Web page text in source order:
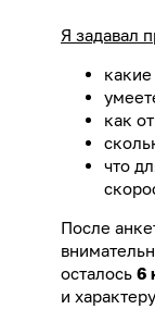
Я задавал
как
что
После
осталось 6
и